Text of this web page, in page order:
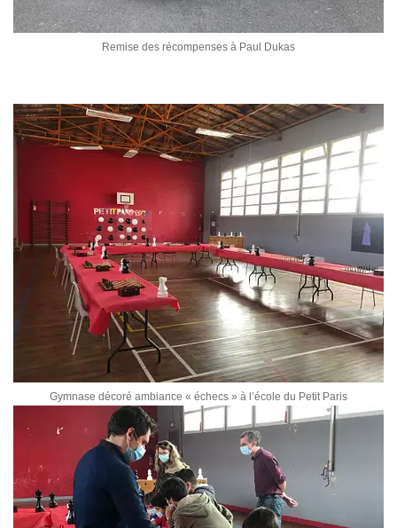
Remise des récompenses à Paul Dukas
Gymnase décoré ambiance « échecs » à l’école du Petit Paris